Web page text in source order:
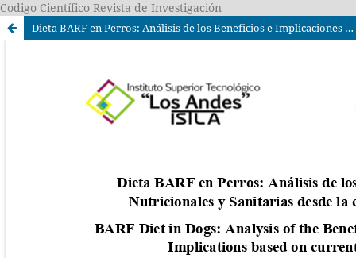
Codigo Científico Revista de Investigación
Dieta BARF en Perros: Análisis de los Beneficios e Implicaciones Nutricionales y Sanitarias desde la evidencia científica actual